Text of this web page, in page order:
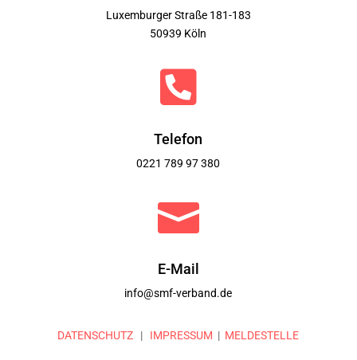
Luxemburger Straße 181-183
50939 Köln

Telefon
0221 789 97 380

E-Mail
info@smf-verband.de
DATENSCHUTZ | IMPRESSUM | MELDESTELLE